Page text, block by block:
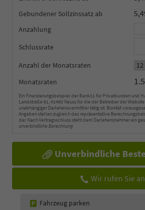
Gebundener Sollzinssatz
Anzahlung
Schlussrate
Anzahl der Monatsraten
Monatsraten
Ein Finanzierungsbeispiel der Bank11 für Privatkunden und
Landstraße 91, 41460 Neuss für die der Betreiber der
unabhängiger Darlehensvermittler tätig ist. Bonität
Angaben stellen zugleich das repräsentative
dar. Nach Vertragsschluss steht dem Darlehensnehmer ein
unverbindliche Berechnung
Unverbindliche
Wir rufen Sie an
Fahrzeug parken